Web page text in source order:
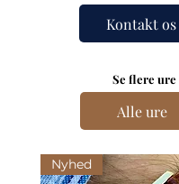
Kontakt os
Se flere ure
Alle ure
Nyhed